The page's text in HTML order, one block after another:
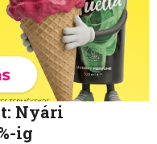
Nyári
ig